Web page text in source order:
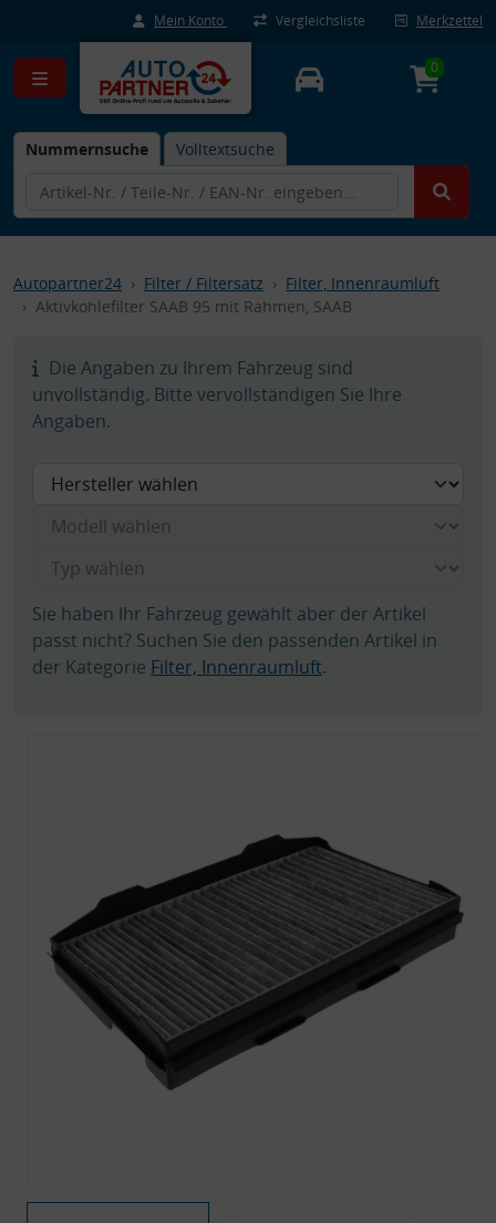
Mein Konto Vergleichsliste Merkzettel
Nummernsuche Volltextsuche
0
Autopartner24 Filter / Filtersatz
Filter, Innenraumluft
Aktivkohlefilter SAAB 95 mit Rahmen, SAAB
Die Angaben zu Ihrem Fahrzeug sind
unvollständig. Bitte vervollständigen Sie Ihre
Angaben.
Sie haben Ihr Fahrzeug gewählt aber der Artikel
passt nicht? Suchen Sie den passenden Artikel in
der Kategorie Filter, Innenraumluft.